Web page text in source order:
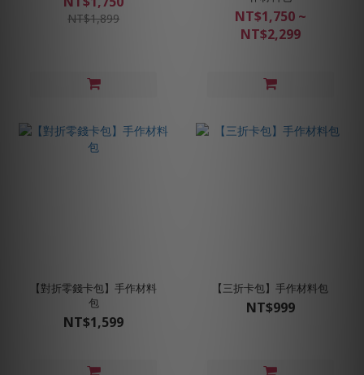
NT$1,899
NT$1,750 ~
NT$2,299
【對折零錢卡包】手作材料
包
NT$1,599
【三折卡包】手作材料包
NT$999